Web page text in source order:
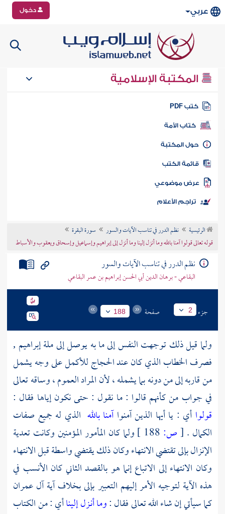
عربي دخول
المكتبة الإسلامية
كتب PDF
كتاب الأمة
المكتبة
الكتب
موضوعي
تراجم الأعلام
الرئيسية نظم الدرر في تناسب الآيات والسور
سورة البقرة
قوله تعالى قولوا آمنا بالله وما أنزل إلينا وما أنزل إلى إبراهيم وإسماعيل وإسحاق ويعقوب والأسباط
نظم الدرر في تناسب الآيات والسور
البقاعي - برهان الدين أبي الحسن إبراهيم بن عمر البقاعي
جزء 2 صفحة 188
ولما قيل ذلك توجهت النفس إلى ما به يوصل إلى ملةإبراهيم ,
فصرف الخطاب الذي كان عند الحجاج للأكمل على وجه يشمل
من قاربه إلى من دونه بما يشمله ، لأن المراد العموم ، وساقه تعالى
في جواب من كأنهم قالوا : ما نقول : حتى نكون إياها فقال :
قولوا أي : يا أيها الذين آمنواآمنا بالله الذي له جميع صفات
الكمال . [ص:
ولما كان المأمور المؤمنين وكانت تعدية
الإنزال بإلى تقتضي الانتهاء وكان ذلك يقتضي واسطة قبل الانتهاء
وكان الانتهاء إلى الاتباع إنما هو بالقصد الثاني كان الأنسب في
هذه الآية لتوجيه الأمر إليهم التعبير بإلى بخلاف آية آل عمران
كما سيأتي إن شاء الله تعالى فقال :وما أنـزل إليناأي : من الكتاب